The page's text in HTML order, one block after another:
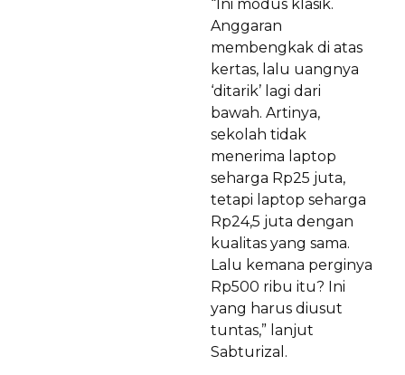
“Ini modus klasik.
Anggaran
membengkak di atas
kertas, lalu uangnya
‘ditarik’ lagi dari
bawah. Artinya,
sekolah tidak
menerima laptop
seharga Rp25 juta,
tetapi laptop seharga
Rp24,5 juta dengan
kualitas yang sama.
Lalu kemana perginya
Rp500 ribu itu? Ini
yang harus diusut
tuntas,” lanjut
Sabturizal.